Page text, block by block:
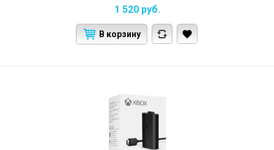
1 520 руб.
В корзину